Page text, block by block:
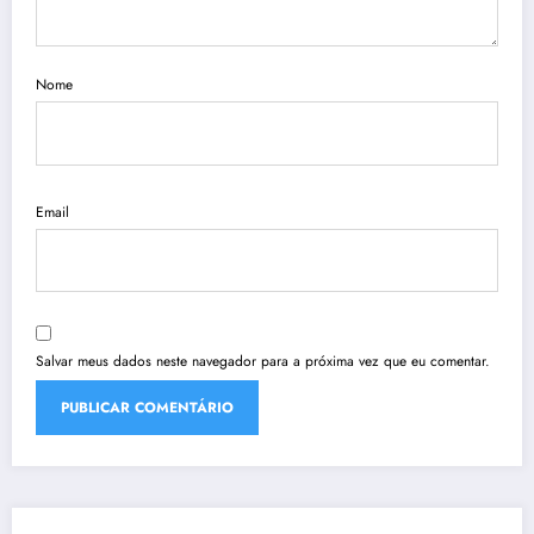
Nome
Email
Salvar meus dados neste navegador para a próxima vez que eu comentar.